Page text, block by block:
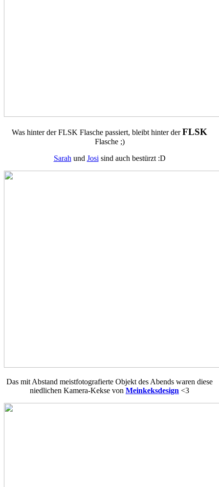
Was hinter der FLSK Flasche passiert, bleibt hinter derFLSK
Flasche ;)
Sarah und Josi sind auch bestürzt :D
Das mit Abstand meistfotografierte Objekt des Abends waren diese
niedlichen Kamera-Kekse von Meinkeksdesign <3